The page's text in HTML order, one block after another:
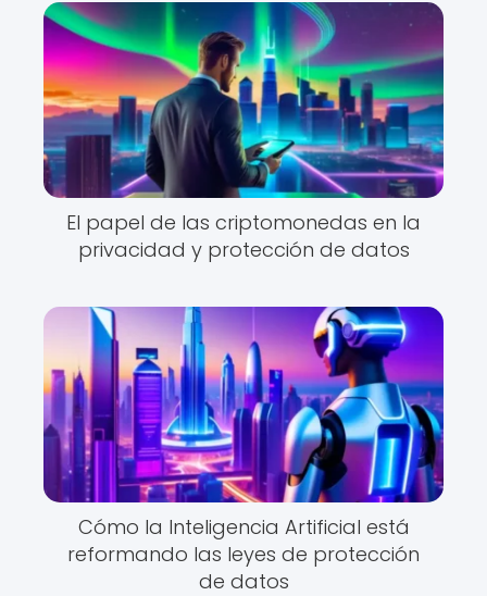
El papel de las criptomonedas en la
privacidad y protección de datos
Cómo la Inteligencia Artificial está
reformando las leyes de protección
de datos